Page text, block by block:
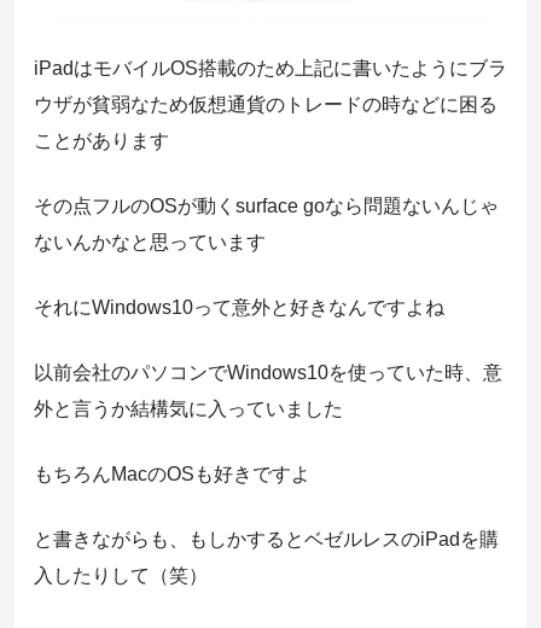
iPadはモバイルOS搭載のため上記に書いたようにブラ
ウザが貧弱なため仮想通貨のトレードの時などに困る
ことがあります
その点フルのOSが動くsurface goなら問題ないんじゃ
ないんかなと思っています
それにWindows10って意外と好きなんですよね
以前会社のパソコンでWindows10を使っていた時、意
外と言うか結構気に入っていました
もちろんMacのOSも好きですよ
と書きながらも、もしかするとベゼルレスのiPadを購
入したりして（笑）